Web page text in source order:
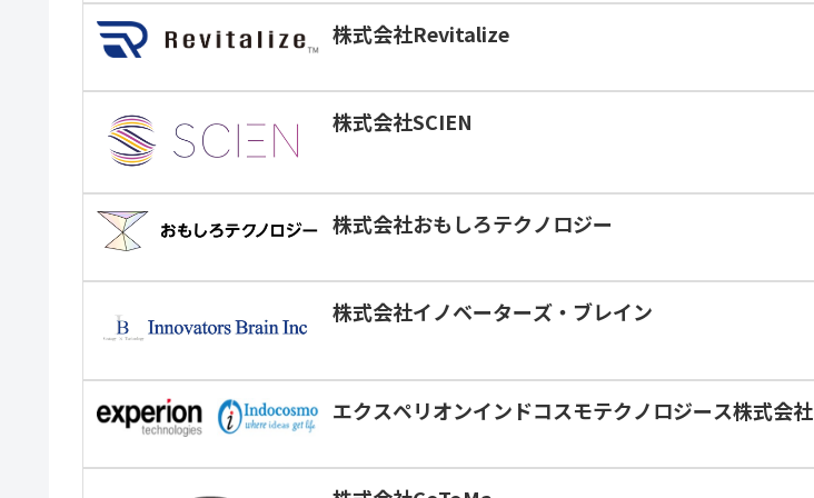
株式会社Revitalize
株式会社SCIEN
株式会社おもしろテクノロジー
株式会社イノベーターズ・ブレイン
エクスペリオンインドコスモテクノロジース株式会社